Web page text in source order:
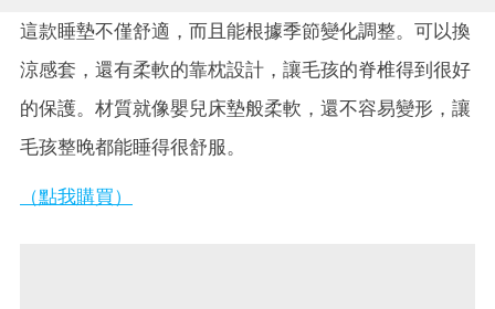
這款睡墊不僅舒適，而且能根據季節變化調整。可以換
涼感套，還有柔軟的靠枕設計，讓毛孩的脊椎得到很好
的保護。材質就像嬰兒床墊般柔軟，還不容易變形，讓
毛孩整晚都能睡得很舒服。
（點我購買）